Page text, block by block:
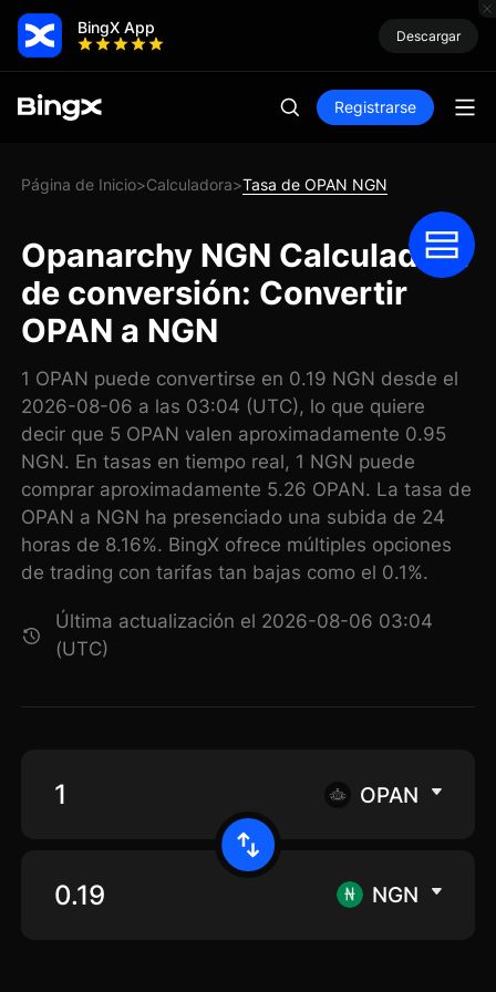
BingX App Descargar
Registrarse
Página de Inicio>Calculadora>Tasa de OPAN NGN
Opanarchy NGN Calculadora
de conversión: Convertir
OPAN a NGN
1 OPAN puede convertirse en 0.19 NGN desde el
2026-08-06 a las 03:04 (UTC), lo que quiere
decir que 5 OPAN valen aproximadamente 0.95
NGN. En tasas en tiempo real, 1 NGN puede
comprar aproximadamente 5.26 OPAN. La tasa de
OPAN a NGN ha presenciado una subida de 24
horas de 8.16%. BingX ofrece múltiples opciones
de trading con tarifas tan bajas como el 0.1%.
Última actualización el 2026-08-06 03:04
(UTC)
OPAN
NGN